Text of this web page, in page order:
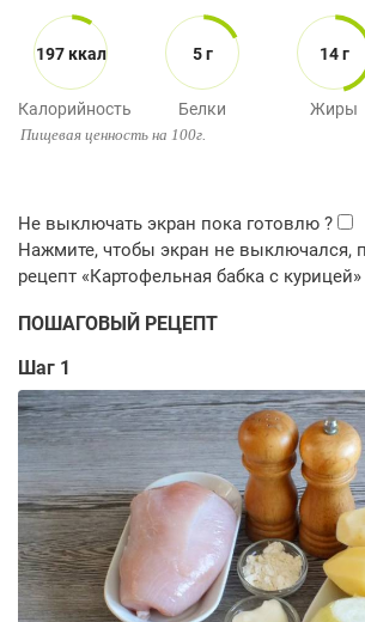
197 ккал
Калорийность
5 г
Белки
14 г
Жиры
Пищевая ценность на 100г.
ПОШАГОВЫЙ РЕЦЕПТ
Шаг 1